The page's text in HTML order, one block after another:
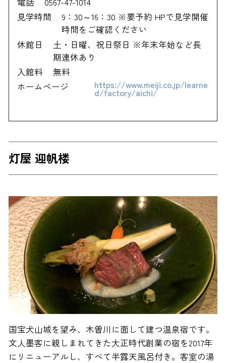
見学時間
9：30～16：30 ※要予約 HPで見学開催
時間をご確認ください
休館日
土・日曜、祝日祭日 ※年末年始など長
期連休あり
入館料
無料
ホームページ
https://www.meiji.co.jp/learne
d/factory/aichi/
灯屋 迎帆楼
国宝犬山城を望み、木曽川に面して建つ温泉宿です。
文人墨客に親しまれてきた大正時代創業の宿を2017年
にリニューアルし、すべて半露天風呂付き。客室の湯